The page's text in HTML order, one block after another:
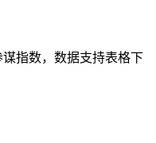
指数，数据支持表格下